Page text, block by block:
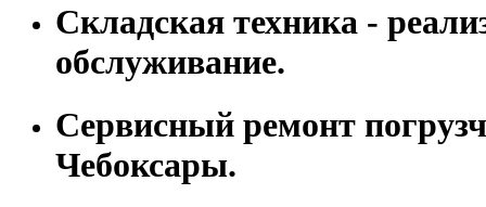
Складская техника -
обслуживание.
Сервисный ремонт
Чебоксары.